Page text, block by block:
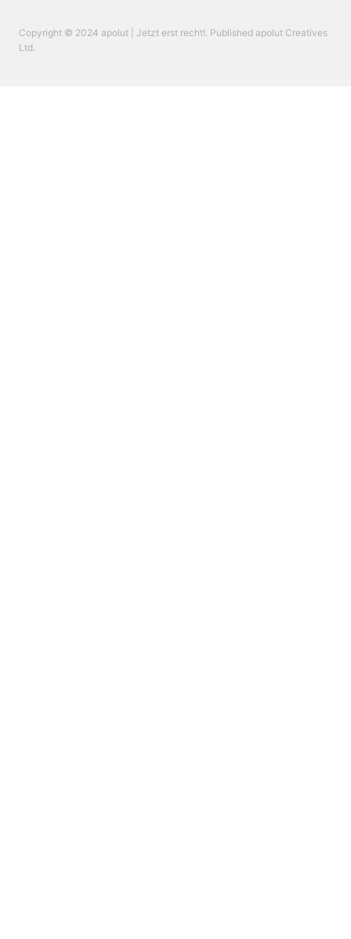
Copyright © 2024 apolut | Jetzt erst recht!. Published apolut Creatives
Ltd.